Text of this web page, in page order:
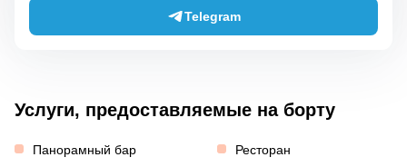
Telegram
Услуги, предоставляемые на борту
Панорамный бар
Ресторан